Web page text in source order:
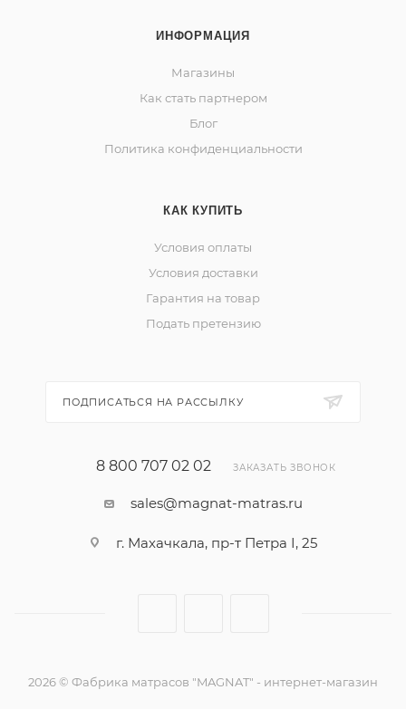
ИНФОРМАЦИЯ
Магазины
Как стать партнером
Блог
Политика конфиденциальности
КАК КУПИТЬ
Условия оплаты
Условия доставки
Гарантия на товар
Подать претензию
ПОДПИСАТЬСЯ НА РАССЫЛКУ
8 800 707 02 02 ЗАКАЗАТЬ ЗВОНОК
sales@magnat-matras.ru
г. Махачкала, пр-т Петра I, 25
2026 © Фабрика матрасов "MAGNAT" - интернет-магазин